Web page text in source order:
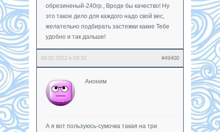
обрезиненый-240гр., Вроде бы качество! Ну
это такое дело для каждого надо свой вес,
желательно подбирать застежки какие Тебе
удобно и так дальше!
09.02.2012 в 03:32 #49400
Аноним
А я вот пользуюсь-сумочка такая на три